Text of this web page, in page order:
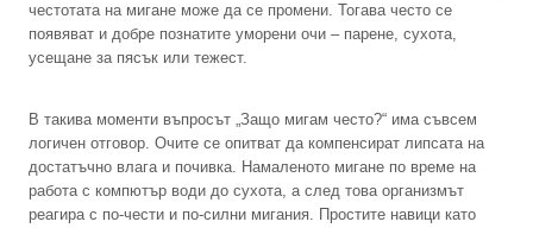
честотата на мигане може да се промени. Тогава често се
появяват и добре познатите уморени очи – парене, сухота,
усещане за пясък или тежест.
В такива моменти въпросът „Защо мигам често?“ има съвсем
логичен отговор. Очите се опитват да компенсират липсата на
достатъчно влага и почивка. Намаленото мигане по време на
работа с компютър води до сухота, а след това организмът
реагира с по-чести и по-силни мигания. Простите навици като